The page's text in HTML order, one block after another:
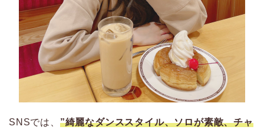
SNSでは、 ”綺麗なダンススタイル、ソロが素敵、チャ